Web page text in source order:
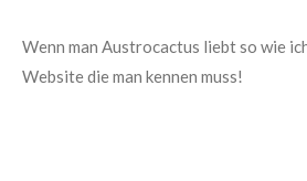
Wenn man Austrocactus liebt so wie
Website die man kennen muss!